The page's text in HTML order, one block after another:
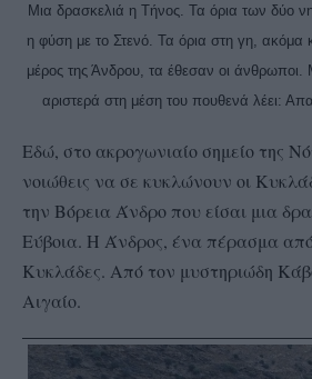
Μια δρασκελιά η Τήνος. Τα όρια των δύο
η φύση με το Στενό. Τα όρια στη γη, ακόμα
μέρος της Άνδρου, τα έθεσαν οι άνθρωποι.
αριστερά στη μέση του πουθενά λέει:
Εδώ, στο ακρογωνιαίο σημείο της
νοιώθεις να σε κυκλώνουν οι
την Βόρεια Άνδρο που είσαι μια
Εύβοια. Η Άνδρος, ένα πέρασμα από
Κυκλάδες. Από τον μυστηριώδη
Αιγαίο.